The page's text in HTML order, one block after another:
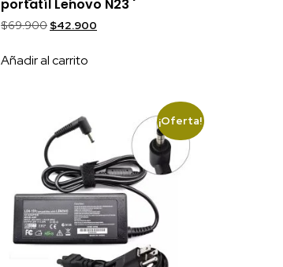
portatíl Lenovo N23
$69.900 $42.900
Añadir al carrito
¡Oferta!